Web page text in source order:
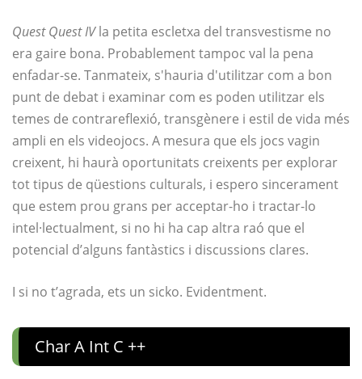
Quest Quest IVla petita escletxa del transvestisme no
era gaire bona. Probablement tampoc val la pena
enfadar-se. Tanmateix, s'hauria d'utilitzar com a bon
punt de debat i examinar com es poden utilitzar els
temes de contrareflexió, transgènere i estil de vida més
ampli en els videojocs. A mesura que els jocs vagin
creixent, hi haurà oportunitats creixents per explorar
tot tipus de qüestions culturals, i espero sincerament
que estem prou grans per acceptar-ho i tractar-lo
intel·lectualment, si no hi ha cap altra raó que el
potencial d’alguns fantàstics i discussions clares.
I si no t’agrada, ets un sicko. Evidentment.
Char A Int C ++